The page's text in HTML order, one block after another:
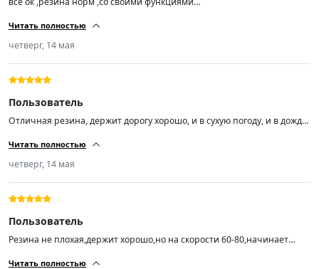
за эту цену огонь 🔥🔥🔥
Читать полностью
четверг, 14 мая
Пользователь
Отличная резина, держит дорогу хорошо, и в сухую погоду, и в дождь,
Читать полностью
четверг, 14 мая
Пользователь
Резина не плохая,держит хорошо,но на скорости 60-80,начинает
чувствуется,балансировку делали
Читать полностью